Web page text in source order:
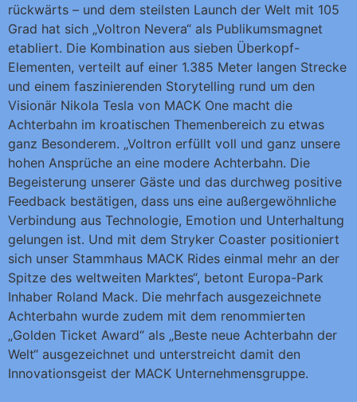
rückwärts – und dem steilsten Launch der Welt mit 105
Grad hat sich „Voltron Nevera“ als Publikumsmagnet
etabliert. Die Kombination aus sieben Überkopf-
Elementen, verteilt auf einer 1.385 Meter langen Strecke
und einem faszinierenden Storytelling rund um den
Visionär Nikola Tesla von MACK One macht die
Achterbahn im kroatischen Themenbereich zu etwas
ganz Besonderem. „Voltron erfüllt voll und ganz unsere
hohen Ansprüche an eine modere Achterbahn. Die
Begeisterung unserer Gäste und das durchweg positive
Feedback bestätigen, dass uns eine außergewöhnliche
Verbindung aus Technologie, Emotion und Unterhaltung
gelungen ist. Und mit dem Stryker Coaster positioniert
sich unser Stammhaus MACK Rides einmal mehr an der
Spitze des weltweiten Marktes“, betont Europa-Park
Inhaber Roland Mack. Die mehrfach ausgezeichnete
Achterbahn wurde zudem mit dem renommierten
„Golden Ticket Award“ als „Beste neue Achterbahn der
Welt“ ausgezeichnet und unterstreicht damit den
Innovationsgeist der MACK Unternehmensgruppe.